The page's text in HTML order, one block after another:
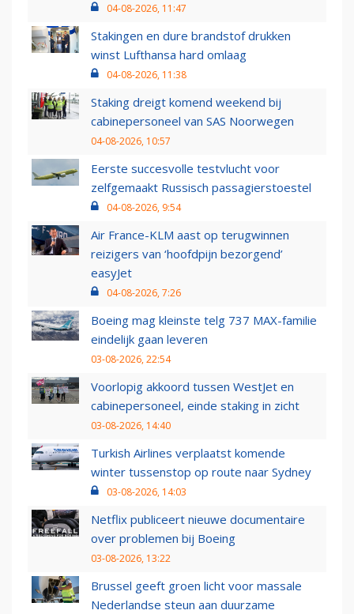
04-08-2026, 11:47
Stakingen en dure brandstof drukken
winst Lufthansa hard omlaag
04-08-2026, 11:38
Staking dreigt komend weekend bij
cabinepersoneel van SAS Noorwegen
04-08-2026, 10:57
Eerste succesvolle testvlucht voor
zelfgemaakt Russisch passagierstoestel
04-08-2026, 9:54
Air France-KLM aast op terugwinnen
reizigers van ‘hoofdpijn bezorgend’
easyJet
04-08-2026, 7:26
Boeing mag kleinste telg 737 MAX-familie
eindelijk gaan leveren
03-08-2026, 22:54
Voorlopig akkoord tussen WestJet en
cabinepersoneel, einde staking in zicht
03-08-2026, 14:40
Turkish Airlines verplaatst komende
winter tussenstop op route naar Sydney
03-08-2026, 14:03
Netflix publiceert nieuwe documentaire
over problemen bij Boeing
03-08-2026, 13:22
Brussel geeft groen licht voor massale
Nederlandse steun aan duurzame